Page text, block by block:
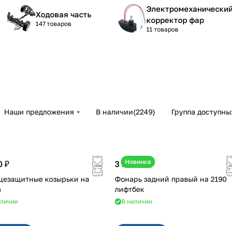
Ходовая часть
147 товаров
корректор фар
11 товаров
Наши предложения В наличии(2249) Группа
₽
козырьки на
Новинка
3 100 ₽
Фонарь задний правый на 2190
лифтбек
В наличии